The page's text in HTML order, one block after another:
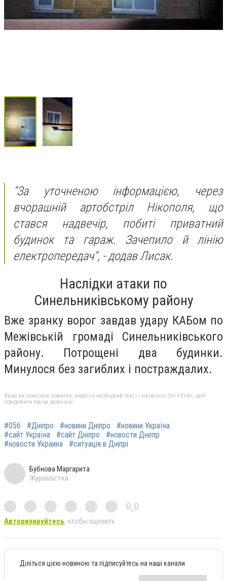
"За уточненою інформацією, через
вчорашній артобстріл Нікополя, що
стався надвечір, побиті приватний
будинок та гараж. Зачепило й лінію
електропередач", - додав Лисак.
Наслідки атаки по
Синельниківському району
Вже зранку ворог завдав удару КАБом по
Межівській громаді Синельниківського
району. Потрощені два будинки.
Минулося без загиблих і постраждалих.
Якщо ви помітили помилку, виділіть необхідний текст і натисніть Ctrl + Enter, щоб
повідомити про це редакцію
#056 #Дніпро #новини Дніпро
#новини Україна
#сайт Україна
#сайт Дніпро
#новости Днепр
#новости Украина
#ситуація в Дніпрі
Бубнова Маргарита
Журналістка
0,0
Авторизируйтесь, чтобы оценить
Діліться цією новиною та підписуйтесь на наші канали